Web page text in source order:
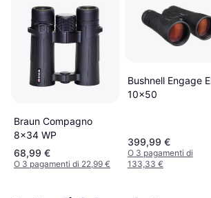
Braun Compagno
8x34 WP
68,99 €
O 3 pagamenti di 22,99 €
Bushnell Engage
10x50
399,99 €
O 3 pagamenti di
133,33 €